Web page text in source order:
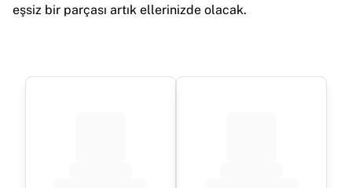
eşsiz bir parçası artık ellerinizde olacak.